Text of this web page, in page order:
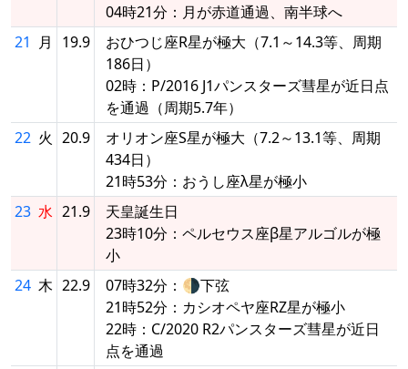
04時21分：月が赤道通過、南半球へ
21 月 19.9
おひつじ座R星が極大（7.1～14.3等、周期
186日）
02時：P/2016 J1パンスターズ彗星が近日点
を通過（周期5.7年）
22 火 20.9
オリオン座S星が極大（7.2～13.1等、周期
434日）
21時53分：おうし座λ星が極小
23 水 21.9
天皇誕生日
23時10分：ペルセウス座β星アルゴルが極
小
24 木 22.9
07時32分：🌗下弦
21時52分：カシオペヤ座RZ星が極小
22時：C/2020 R2パンスターズ彗星が近日
点を通過